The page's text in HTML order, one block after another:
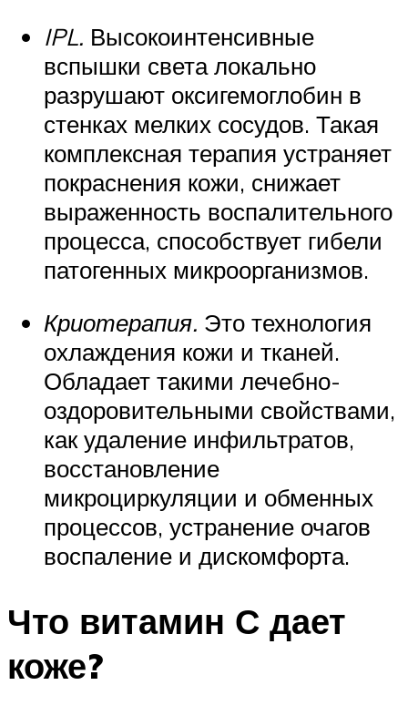
IPL. Высокоинтенсивные
вспышки света локально
разрушают оксигемоглобин в
стенках мелких сосудов. Такая
комплексная терапия устраняет
покраснения кожи, снижает
выраженность воспалительного
процесса, способствует гибели
патогенных микроорганизмов.
Криотерапия. Это технология
охлаждения кожи и тканей.
Обладает такими лечебно-
оздоровительными свойствами,
как удаление инфильтратов,
восстановление
микроциркуляции и обменных
процессов, устранение очагов
воспаление и дискомфорта.
Что витамин С дает
коже?